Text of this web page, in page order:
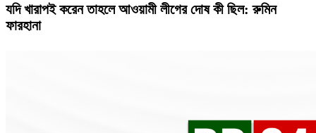
যদি খারাপই করেন তাহলে আওয়ামী লীগের দোষ কী ছিল: রুমিন
ফারহানা